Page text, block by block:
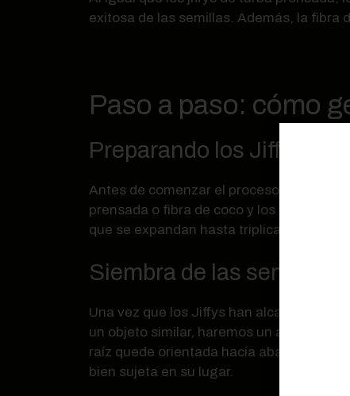
exitosa de las semillas. Además, la fibra
Paso a paso: cómo
Preparando los Jiffys:
Antes de comenzar el proceso de
prensada o fibra de coco y los
que se expandan hasta triplicar su
Siembra de las semillas
Una vez que los Jiffys han alcanzado su
un objeto similar, haremos un agujero
raíz quede orientada hacia abajo.
bien sujeta en su lugar.